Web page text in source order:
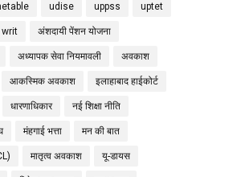
udise uppss uptet
writ अंशदायी पेंशन योजना
अध्यापक सेवा नियमावली अवकाश
आकस्मिक अवकाश इलाहाबाद हाईकोर्ट
धारणाधिकार नई शिक्षा नीति
मंहगाई भत्ता मन की बात
मातृत्व अवकाश यू-डायस